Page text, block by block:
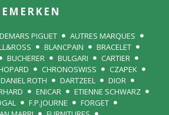
PIGUET
AUTRES MARQUES
BLANCPAIN
BRACELET
BUCHERER BULGARI
CARTIER
CHRONOSWISS
CZAPEK
DANIEL ROTH DARTZEEL
DIOR
ENICAR
ETIENNE SCHWARZ
F.P.JOURNE
FORGET